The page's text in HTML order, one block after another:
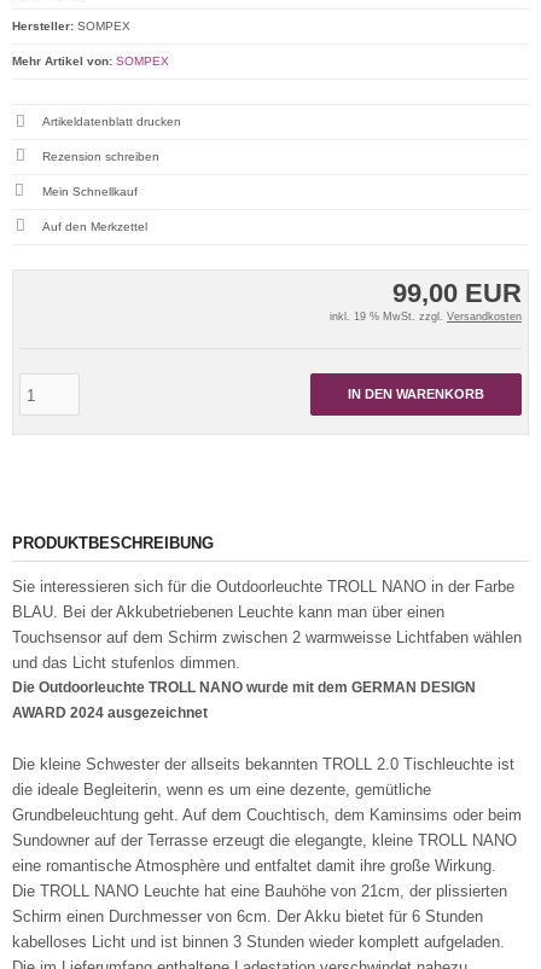
99,00 EUR
inkl. 19 % MwSt. zzgl. Versandkosten
IN DEN WARENKORB
Hersteller: SOMPEX
Mehr Artikel von: SOMPEX
Artikeldatenblatt drucken
Rezension schreiben
Mein Schnellkauf
PRODUKTBESCHREIBUNG
Sie interessieren sich für die Outdoorleuchte TROLL NANO in der Farbe
BLAU. Bei der Akkubetriebenen Leuchte kann man über einen
Touchsensor auf dem Schirm zwischen 2 warmweisse Lichtfaben wählen
und das Licht stufenlos dimmen.
Die Outdoorleuchte TROLL NANO wurde mit dem GERMAN DESIGN
AWARD 2024 ausgezeichnet
Die kleine Schwester der allseits bekannten TROLL 2.0 Tischleuchte ist
die ideale Begleiterin, wenn es um eine dezente, gemütliche
Grundbeleuchtung geht. Auf dem Couchtisch, dem Kaminsims oder beim
Sundowner auf der Terrasse erzeugt die elegangte, kleine TROLL NANO
eine romantische Atmosphère und entfaltet damit ihre große Wirkung.
Die TROLL NANO Leuchte hat eine Bauhöhe von 21cm, der plissierten
Schirm einen Durchmesser von 6cm. Der Akku bietet für 6 Stunden
kabelloses Licht und ist binnen 3 Stunden wieder komplett aufgeladen.